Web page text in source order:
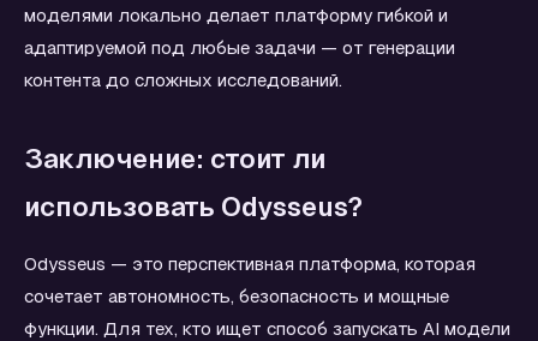
моделями локально делает платформу гибкой и
адаптируемой под любые задачи — от генерации
контента до сложных исследований.
Заключение: стоит ли
использовать Odysseus?
Odysseus — это перспективная платформа, которая
сочетает автономность, безопасность и мощные
функции. Для тех, кто ищет способ запускать AI модели